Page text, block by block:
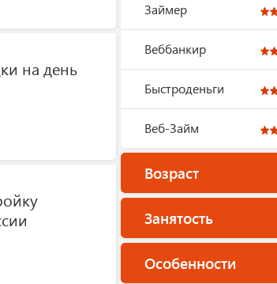
на день
Займер
Веббанкир
Быстроденьги
Веб-Займ
Возраст
Занятость
Особенности